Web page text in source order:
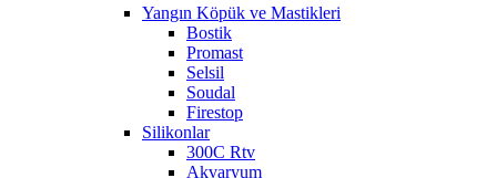
Yangın Köpük ve Mastikleri
Bostik
Promast
Selsil
Soudal
Firestop
Silikonlar
300C Rtv
Akvaryum